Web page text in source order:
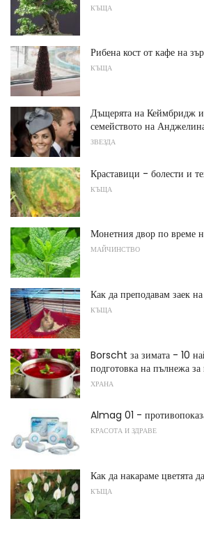
КЪЩА
Рибена кост от кафе на
КЪЩА
Дъщерята на Кеймбридж
семейството на
ЗВЕЗДА
Краставици - болести и
КЪЩА
Монетния двор по време
МАЙЧИНСТВО
Как да преподавам заек на
КЪЩА
Borscht за зимата - 10
подготовка на пълнежа за
ХРАНА
Almag 01 -
КРАСОТА И ЗДРАВЕ
Как да накараме цветята
КЪЩА